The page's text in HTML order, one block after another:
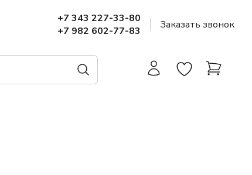
+7 343 227-33-80
+7 982 602-77-83
Заказать звонок